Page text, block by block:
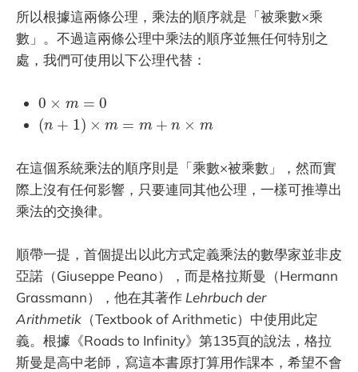
所以根據這兩條公理，乘法的順序就是「被乘數×乘
數」。不過這兩條公理中乘法的順序並無任何特別之
處，我們可使用以下公理代替：
0 × m = 0
0 ×m= 0
(n + 1) × m = m + n × m
(n 1 )× m =m n×m
在這個系統乘法的順序則是「乘數×被乘數」，然而實
際上沒有任何影響，只要連同其他公理，一樣可推導出
乘法的交換律。
順帶一提，首個提出以此方式定義乘法的數學家並非皮
亞諾（Giuseppe Peano），而是格拉斯曼（Hermann
Grassmann），他在其著作 Lehrbuch der
Arithmetik （Textbook of Arithmetic）中使用此定
義。根據《Roads to Infinity》第135頁的說法，格拉
斯曼是高中老師，寫這本書原打算用作課本，希望不會